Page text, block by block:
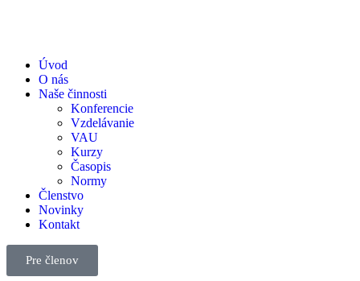
Úvod
O nás
Naše činnosti
Konferencie
Vzdelávanie
VAU
Kurzy
Časopis
Normy
Členstvo
Novinky
Kontakt
Pre členov